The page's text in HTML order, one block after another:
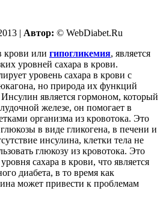
| Автор: © WebDiabet.Ru
крови или гипогликемия, является
уровней сахара в крови.
уровень сахара в крови с
но природа их функций
является гормоном, который
железе, он помогает в
организма из кровотока. Это
в виде гликогена, в печени и
инсулина, клетки тела не
глюкозу из кровотока. Это
сахара в крови, что является
диабета, в то время как
может привести к проблемам